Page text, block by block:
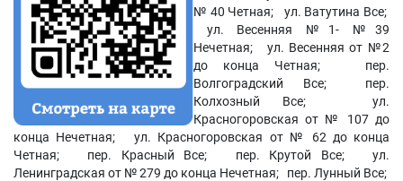
№ 40 Четная; ул. Ватутина Все;
ул. Весенняя №1- №39
Нечетная; ул. Весенняя от №2
до конца Четная; пер.
Волгоградский Все; пер.
Колхозный Все; ул.
Красногоровская от № 107 до
конца Нечетная; ул. Красногоровская от № 62 до конца
Четная; пер. Красный Все; пер. Крутой Все; ул.
Ленинградская от № 279 до конца Нечетная; пер. Лунный Все;